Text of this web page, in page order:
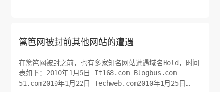
篱笆网被封前其他网站的遭遇
在篱笆网被封之前，也有多家知名网站遭遇域名Hold，时间
表如下：2010年1月5日 It168.com Blogbus.com
51.com2010年1月22日 Techweb.com2010年1月25日